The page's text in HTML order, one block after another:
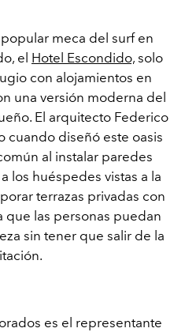
meca del surf en
el Hotel Escondido, solo
con alojamientos en
una versión moderna del
El arquitecto Federico
cuando diseñó este oasis
al instalar paredes
los huéspedes vistas a la
terrazas privadas con
que las personas puedan
sin tener que salir de la
es el representante